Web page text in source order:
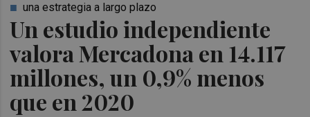
Un estudio independiente
valora Mercadona en 14.117
millones, un 0,9% menos
que en 2020
una estrategia a largo plazo